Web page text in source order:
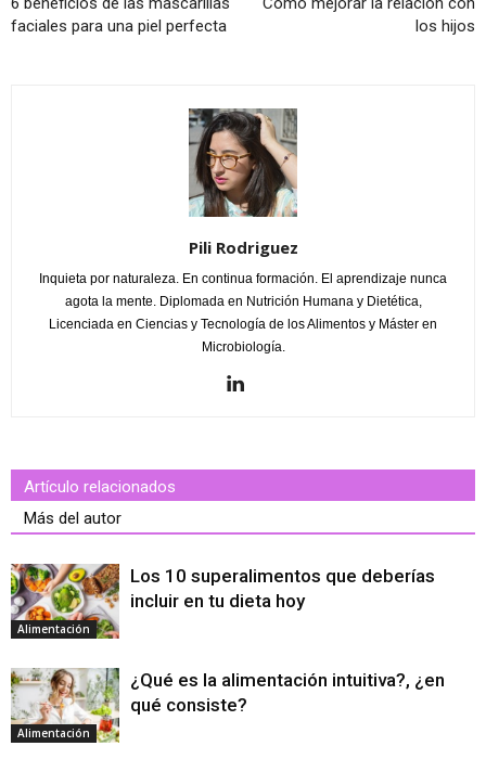
faciales para una piel perfecta
los hijos
Pili Rodriguez
Inquieta por naturaleza. En continua formación. El aprendizaje nunca
agota la mente. Diplomada en Nutrición Humana y Dietética,
Licenciada en Ciencias y Tecnología de los Alimentos y Máster en
Microbiología.
Artículo relacionados
Más del autor
Alimentación
Los 10 superalimentos que deberías
incluir en tu dieta hoy
Alimentación
¿Qué es la alimentación intuitiva?, ¿en
qué consiste?